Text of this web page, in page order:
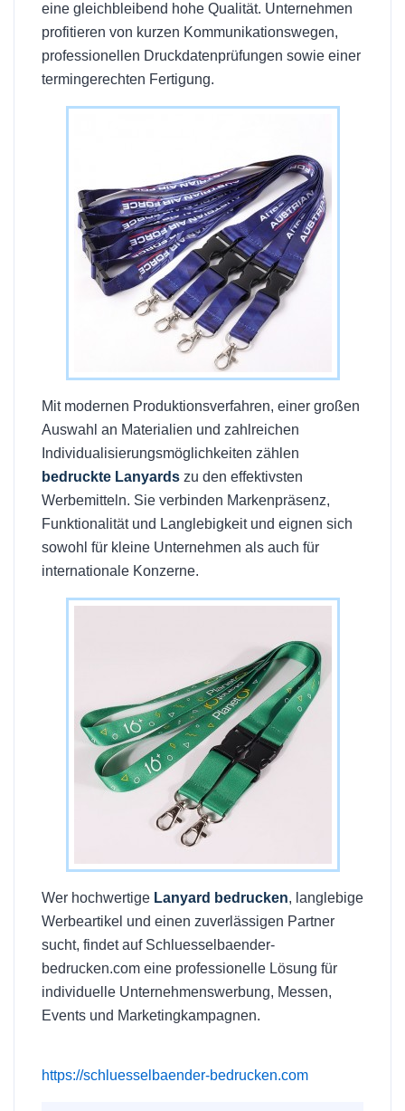
eine gleichbleibend hohe Qualität. Unternehmen
profitieren von kurzen Kommunikationswegen,
professionellen Druckdatenprüfungen sowie einer
termingerechten Fertigung.
Mit modernen Produktionsverfahren, einer großen
Auswahl an Materialien und zahlreichen
Individualisierungsmöglichkeiten zählen
bedruckte Lanyards zu den effektivsten
Werbemitteln. Sie verbinden Markenpräsenz,
Funktionalität und Langlebigkeit und eignen sich
sowohl für kleine Unternehmen als auch für
internationale Konzerne.
Wer hochwertige Lanyard bedrucken, langlebige
Werbeartikel und einen zuverlässigen Partner
sucht, findet auf Schluesselbaender-
bedrucken.com eine professionelle Lösung für
individuelle Unternehmenswerbung, Messen,
Events und Marketingkampagnen.
https://schluesselbaender-bedrucken.com